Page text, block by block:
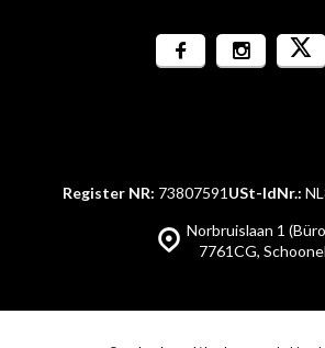
Norbruislaan 1
7761CG,
Register NR: 73807591 USt-IdNr.: